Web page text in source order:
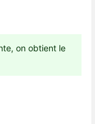
on obtient le